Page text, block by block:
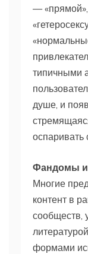
—
типичными
душе, и
Фандомы и
Многие
контент в
сообществ,
формами